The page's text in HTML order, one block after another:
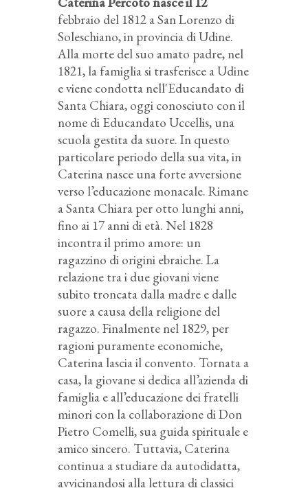
febbraio del 1812 a San Lorenzo di
Soleschiano, in provincia di Udine.
Alla morte del suo amato padre, nel
1821, la famiglia si trasferisce a Udine
e viene condotta nell'Educandato di
Santa Chiara, oggi conosciuto con il
nome di Educandato Uccellis, una
scuola gestita da suore. In questo
particolare periodo della sua vita, in
Caterina nasce una forte avversione
verso l’educazione monacale. Rimane
a Santa Chiara per otto lunghi anni,
fino ai 17 anni di età. Nel 1828
incontra il primo amore: un
ragazzino di origini ebraiche. La
relazione tra i due giovani viene
subito troncata dalla madre e dalle
suore a causa della religione del
ragazzo. Finalmente nel 1829, per
ragioni puramente economiche,
Caterina lascia il convento. Tornata a
casa, la giovane si dedica all’azienda di
famiglia e all’educazione dei fratelli
minori con la collaborazione di Don
Pietro Comelli, sua guida spirituale e
amico sincero. Tuttavia, Caterina
continua a studiare da autodidatta,
avvicinandosi alla lettura di classici